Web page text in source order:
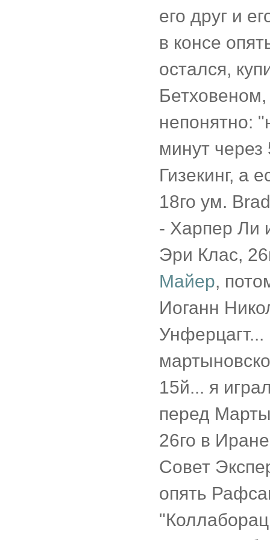
его друг и
в консе
остался,
непонятно:
минут через
Гизекинг, а
18го ум.
- Харпер Ли
Эри Клас,
Майер,
Иоганн
Унферцагт...
15й... я
перед
26го в
Совет
опять